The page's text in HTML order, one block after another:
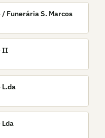
Funerária S. Marcos
II
L.da
Lda